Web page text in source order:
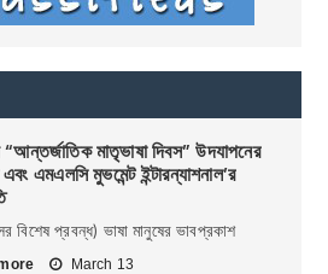
“আন্তর্জাতিক মাতৃভাষা দিবস” উদযাপনের
এমএলসি মুভমেন্ট ইন্টারন্যাশনাল’র
বিশেষ প্রবন্ধ) ভাষা মানুষের ভাবপ্রকাশ
March 13